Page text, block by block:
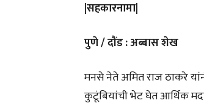
|सहकारनामा|
पुणे / दौंड :अब्बास शेख
मनसे नेते अमित राज ठाकरे
कुटूंबियांची भेट घेत आर्थिक